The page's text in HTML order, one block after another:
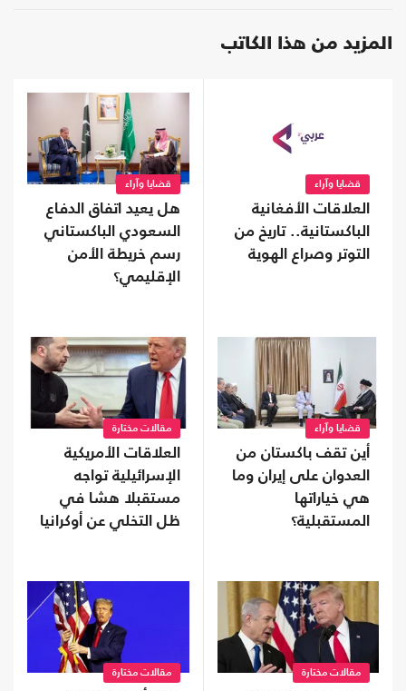
المزيد من هذا الكاتب
قضايا وآراء
العلاقات الأفغانية
الباكستانية.. تاريخ من
التوتر وصراع الهوية
قضايا وآراء
هل يعيد اتفاق الدفاع
السعودي الباكستاني
رسم خريطة الأمن
الإقليمي؟
قضايا وآراء
أين تقف باكستان من
العدوان على إيران وما
هي خياراتها
المستقبلية؟
مقالات مختارة
العلاقات الأمريكية
الإسرائيلية تواجه
مستقبلا هشا في
ظل التخلي عن أوكرانيا
مقالات مختارة مقالات مختارة